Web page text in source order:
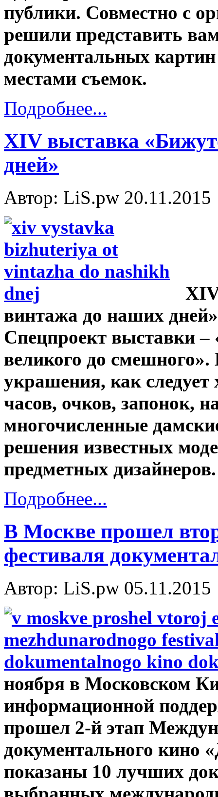
публики. Совместно с
решили представить
документальных
местами съемок.
Подробнее...
XIV выставка
дней»
Автор: LiS.pw 20.11.2015
винтажа до наших
Спецпроект выставки
великого до смешного».
украшения, как
часов, очков, запонок,
многочисленные
решения известных
предметных дизайнеров.
Подробнее...
В Москве прошел
фестиваля
Автор: LiS.pw 05.11.2015
ноября в Московском
информационной
прошел 2-й этап
документального кино
показаны 10 лучших